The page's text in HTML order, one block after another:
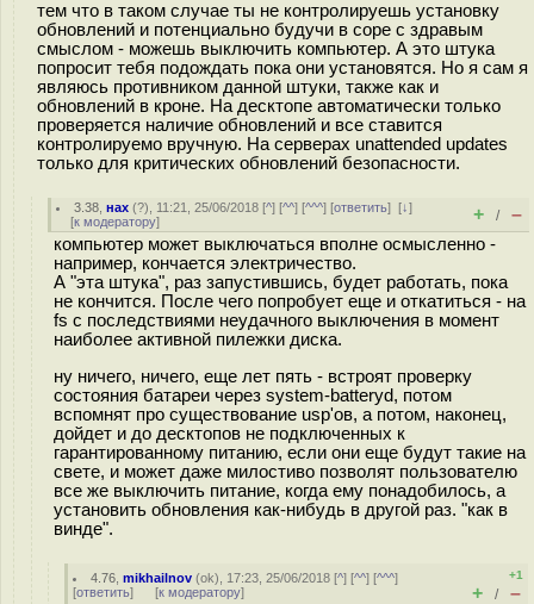
тем что в таком случае ты не контролируешь установку
обновлений и потенциально будучи в соре с здравым
смыслом - можешь выключить компьютер. А это штука
попросит тебя подождать пока они установятся. Но я сам я
являюсь противником данной штуки, также как и
обновлений в кроне. На десктопе автоматически только
проверяется наличие обновлений и все ставится
контролируемо вручную. На серверах unattended updates
только для критических обновлений безопасности.
3.38 ,нах (?), 11:21, 25/06/2018 [^] [^^] [^^^] [ответить][↓]
[к модератору] + / –
компьютер может выключаться вполне осмысленно -
например, кончается электричество.
А "эта штука", раз запустившись, будет работать, пока
не кончится. После чего попробует еще и откатиться - на
fs с последствиями неудачного выключения в момент
наиболее активной пилежки диска.
ну ничего, ничего, еще лет пять - встроят проверку
состояния батареи через system-batteryd, потом
вспомнят про существование usp'ов, а потом, наконец,
дойдет и до десктопов не подключенных к
гарантированному питанию, если они еще будут такие на
свете, и может даже милостиво позволят пользователю
все же выключить питание, когда ему понадобилось, а
установить обновления как-нибудь в другой раз. "как в
винде".
4.76 ,mikhailnov (ok), 17:23, 25/06/2018 [^] [^^] [^^^]
[ответить] [к модератору]
+1
+ / –